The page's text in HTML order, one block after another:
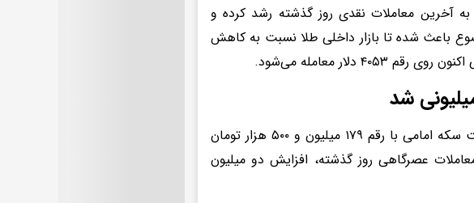
قیمت دلار ۲۰۰۰ تومان نسبت به آخرین معاملات نقدی روز گذشته رشد کرده و
این موضوع باعث شده تا بازار داخلی طلا نسبت به کاهش
معامله می‌شود.
قیمت سکه امروز در انواع قطعات رشد کرده است. قیمت سکه امامی با رقم ۱۷۹ میلیون و ۵۰۰ هزار تومان
عصرگاهی روز گذشته، افزایش دو میلیون